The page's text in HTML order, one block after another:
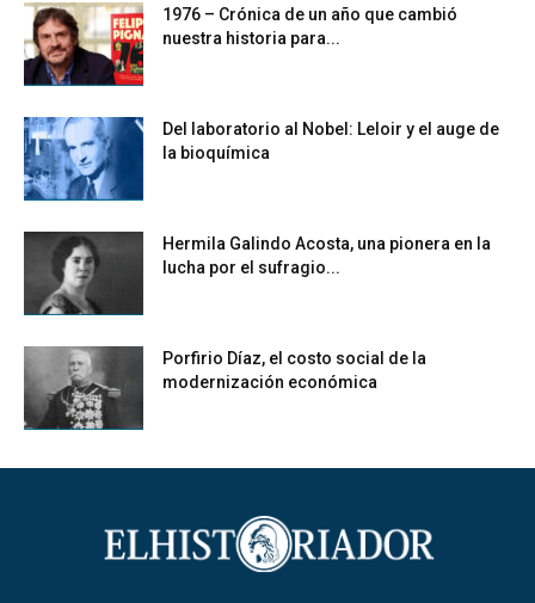
1976 – Crónica de un año que cambió
nuestra historia para...
Del laboratorio al Nobel: Leloir y el auge de
la bioquímica
Hermila Galindo Acosta, una pionera en la
lucha por el sufragio...
Porfirio Díaz, el costo social de la
modernización económica